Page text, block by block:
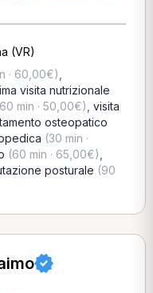
(VR)
· 60,00€)
visita nutrizionale
min · 50,00€) visita
osteopatico
(30 min ·
(60 min · 65,00€)
posturale (90